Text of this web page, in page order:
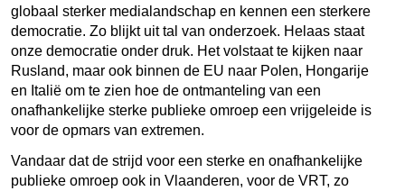
globaal sterker medialandschap en kennen een sterkere
democratie. Zo blijkt uit tal van onderzoek. Helaas staat
onze democratie onder druk. Het volstaat te kijken naar
Rusland, maar ook binnen de EU naar Polen, Hongarije
en Italië om te zien hoe de ontmanteling van een
onafhankelijke sterke publieke omroep een vrijgeleide is
voor de opmars van extremen.
Vandaar dat de strijd voor een sterke en onafhankelijke
publieke omroep ook in Vlaanderen, voor de VRT, zo